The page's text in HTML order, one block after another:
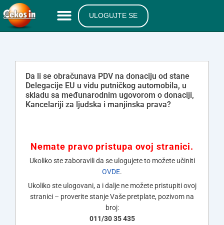
ULOGUJTE SE
Da li se obračunava PDV na donaciju od stane
Delegacije EU u vidu putničkog automobila, u
skladu sa međunarodnim ugovorom o donaciji,
Kancelariji za ljudska i manjinska prava?
Nemate pravo pristupa ovoj stranici.
Ukoliko ste zaboravili da se ulogujete to možete učiniti
OVDE.
Ukoliko ste ulogovani, a i dalje ne možete pristupiti ovoj
stranici – proverite stanje Vaše pretplate, pozivom na
broj:
011/30 35 435